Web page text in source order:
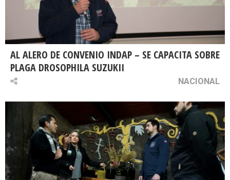
AL ALERO DE CONVENIO INDAP – SE CAPACITA SOBRE
PLAGA DROSOPHILA SUZUKII
NACIONAL